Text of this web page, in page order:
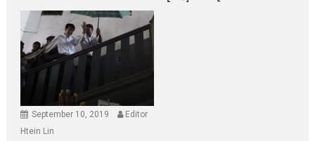
September 10, 2019
Editor
Htein Lin